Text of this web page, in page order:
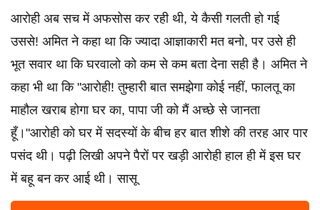
आरोही अब सच में अफसोस कर रही थी, ये कैसी गलती हो गई
उससे! अमित ने कहा था कि ज्यादा आज्ञाकारी मत बनो, पर उसे ही
भूत सवार था कि घरवालो को कम से कम बता देना सही है। अमित ने
कहा भी था कि "आरोही! तुम्हारी बात समझेगा कोई नहीं, फालतू का
माहौल खराब होगा घर का, पापा जी को मैं अच्छे से जानता
हूँ।"आरोही को घर में सदस्यों के बीच हर बात शीशे की तरह आर पार
पसंद थी। पढ़ी लिखी अपने पैरों पर खड़ी आरोही हाल ही में इस घर
में बहू बन कर आई थी। सासू